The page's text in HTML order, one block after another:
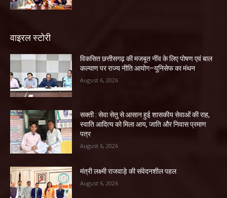
वाइरल स्टोरी
विकसित छत्तीसगढ़ की मजबूत नींव के लिए पोषण एवं बाल
कल्याण पर राज्य नीति आयोग–यूनिसेफ का मंथन
August 6, 2026
सक्ती : सेवा सेतु से आसान हुई शासकीय सेवाओं की राह,
स्वाति आदित्य को मिला आय, जाति और निवास प्रमाण
पत्र
August 6, 2026
मंत्री लक्ष्मी राजवाड़े की संवेदनशील पहल
August 6, 2026